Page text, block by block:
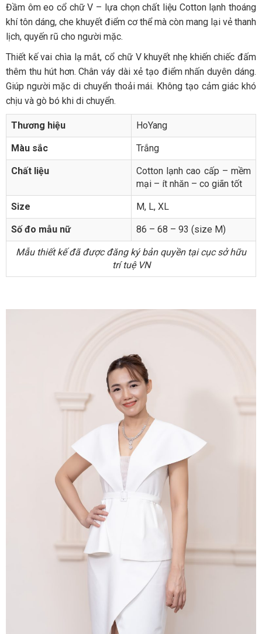
Đầm ôm eo cổ chữ V – lựa chọn chất liệu Cotton lạnh thoáng
khí tôn dáng, che khuyết điểm cơ thể mà còn mang lại vẻ thanh
lịch, quyến rũ cho người mặc.
Thiết kế vai chìa lạ mắt, cổ chữ V khuyết nhẹ khiến chiếc đấm
thêm thu hút hơn. Chân váy dài xẻ tạo điểm nhấn duyên dáng.
Giúp người mặc di chuyển thoải mái. Không tạo cảm giác khó
chịu và gò bó khi di chuyển.
Thương hiệu HoYang
Màu sắc Trắng
Chất liệu
Cotton lạnh cao cấp – mềm
mại – ít nhăn – co giãn tốt
Size M, L, XL
Số đo mẫu nữ 86 – 68 – 93 (size M)
Mẫu thiết kế đã được đăng ký bản quyền tại cục sở hữu
trí tuệ VN